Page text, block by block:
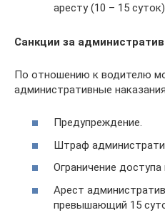
аресту (10 – 15 суток).
Санкции за
По отношению к водителю
административные
Предупреждение.
Штраф
Ограничение
Арест
превышающий 15